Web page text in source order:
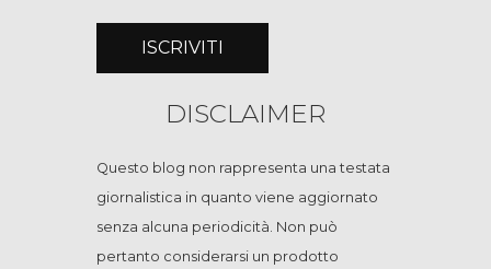
DISCLAIMER
Questo blog non rappresenta una testata
giornalistica in quanto viene aggiornato
senza alcuna periodicità. Non può
pertanto considerarsi un prodotto